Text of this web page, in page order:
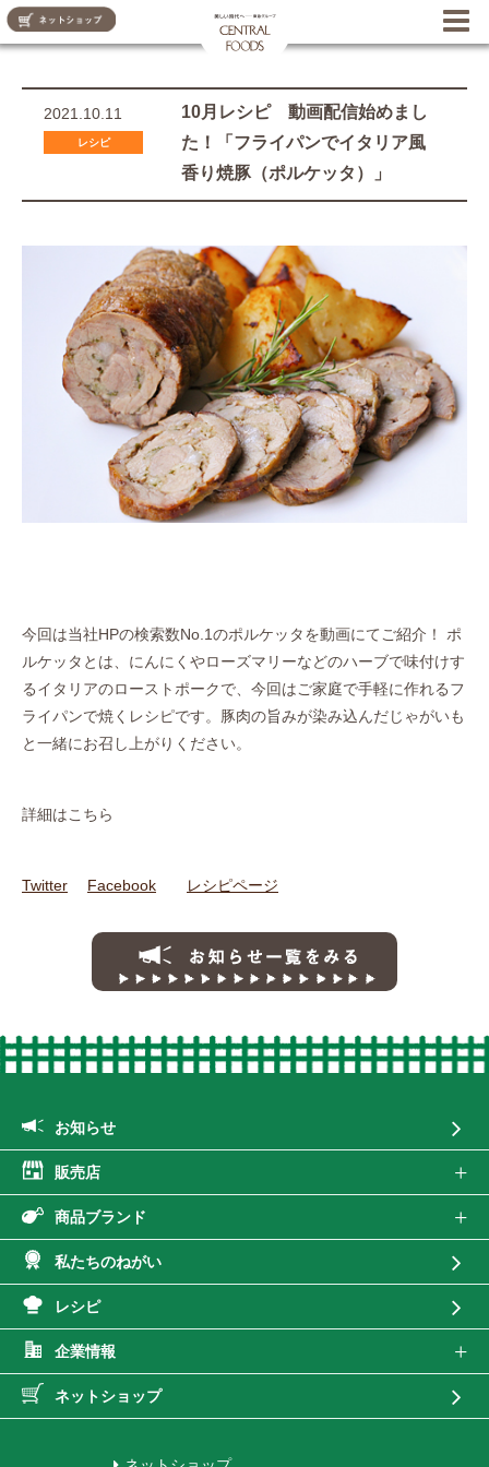
2021.10.11
レシピ
10月レシピ 動画配信始めまし
た！「フライパンでイタリア風
香り焼豚（ポルケッタ）」
今回は当社HPの検索数No.1のポルケッタを動画にてご紹介！ ポ
ルケッタとは、にんにくやローズマリーなどのハーブで味付けす
るイタリアのローストポークで、今回はご家庭で手軽に作れるフ
ライパンで焼くレシピです。豚肉の旨みが染み込んだじゃがいも
と一緒にお召し上がりください。
詳細はこちら
Twitter Facebook レシピページ
お知らせ
販売店
商品ブランド
私たちのねがい
レシピ
企業情報
ネットショップ